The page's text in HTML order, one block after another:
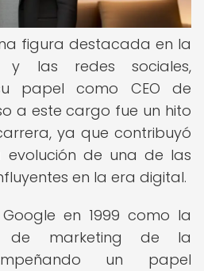
figura destacada en la
y las redes sociales,
papel como CEO de
a este cargo fue un hito
ya que contribuyó
de una de las
en la era digital.
en 1999 como la
de marketing de la
un papel